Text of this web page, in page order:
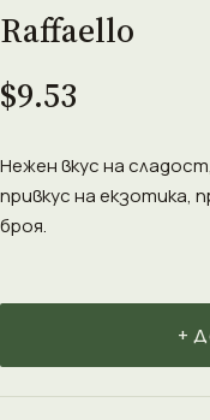
Raffaello
$9.53
Нежен вкус на
привкус на екзотика,
броя.
+